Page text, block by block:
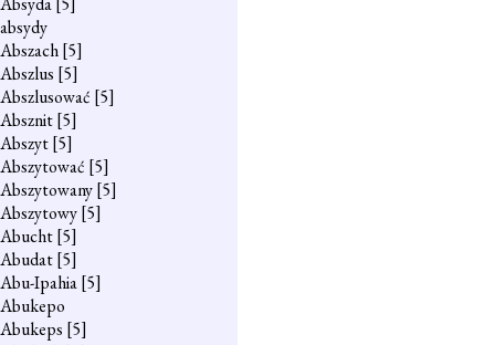
absydy
Abszach[5]
Abszlus [5]
Abszlusować [5]
Absznit[5]
Abszyt[5]
Abszytować [5]
Abszytowany[5]
Abszytowy[5]
Abucht[5]
Abudat[5]
Abu-Ipahia[5]
Abukepo
Abukeps [5]